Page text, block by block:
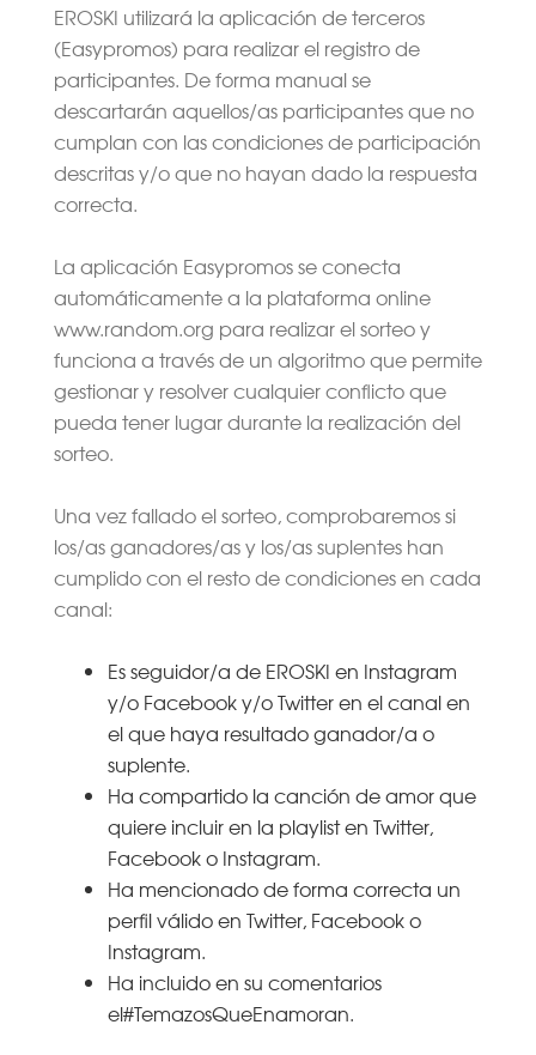
EROSKI utilizará la aplicación de terceros
(Easypromos) para realizar el registro de
participantes. De forma manual se
descartarán aquellos/as participantes que no
cumplan con las condiciones de participación
descritas y/o que no hayan dado la respuesta
correcta.
La aplicación Easypromos se conecta
automáticamente a la plataforma online
www.random.org para realizar el sorteo y
funciona a través de un algoritmo que permite
gestionar y resolver cualquier conflicto que
pueda tener lugar durante la realización del
sorteo.
Una vez fallado el sorteo, comprobaremos si
los/as ganadores/as y los/as suplentes han
cumplido con el resto de condiciones en cada
canal:
Es seguidor/a de EROSKI en Instagram
y/o Facebook y/o Twitter en el canal en
el que haya resultado ganador/a o
suplente.
Ha compartido la canción de amor que
quiere incluir en la playlist en Twitter,
Facebook o Instagram.
Ha mencionado de forma correcta un
perfil válido en Twitter, Facebook o
Instagram.
Ha incluido en su comentarios
el#TemazosQueEnamoran.